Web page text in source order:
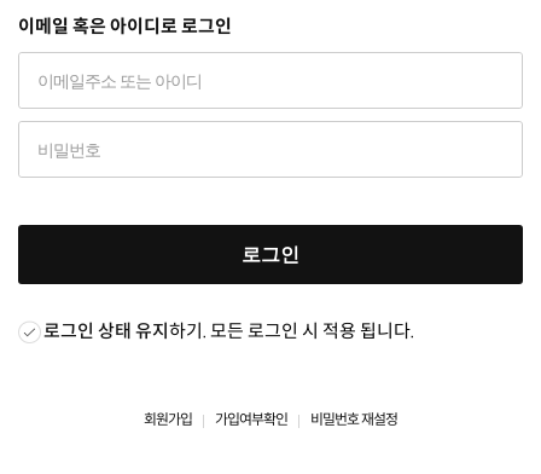
이메일 혹은 아이디로 로그인
로그인
로그인 상태 유지하기. 모든 로그인 시 적용 됩니다.
회원가입 가입여부확인 비밀번호 재설정